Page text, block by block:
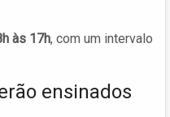
às 17h, com um intervalo
ensinados